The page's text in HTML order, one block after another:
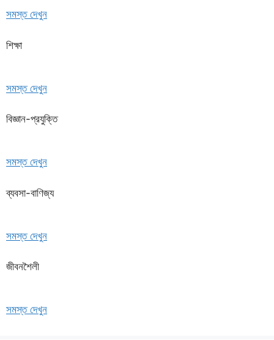
সমস্ত দেখুন
শিক্ষা
সমস্ত দেখুন
বিজ্ঞান-প্রযুক্তি
সমস্ত দেখুন
ব্যবসা-বাণিজ্য
সমস্ত দেখুন
জীবনশৈলী
সমস্ত দেখুন